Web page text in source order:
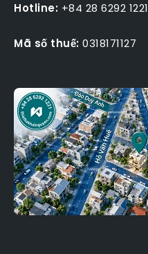
Hotline: +84 28 6292 1221
Mã số thuế: 0318171127